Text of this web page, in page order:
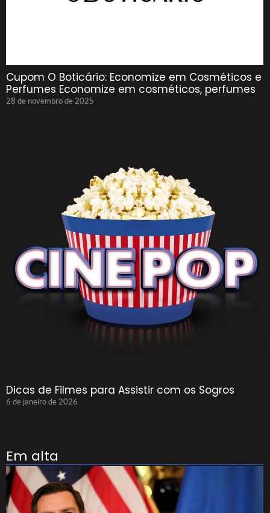
Cupom O Boticário: Economize em Cosméticos e
Perfumes Economize em cosméticos, perfumes
28 de novembro de 2025
Dicas de Filmes para Assistir com os Sogros
6 de janeiro de 2026
Em alta